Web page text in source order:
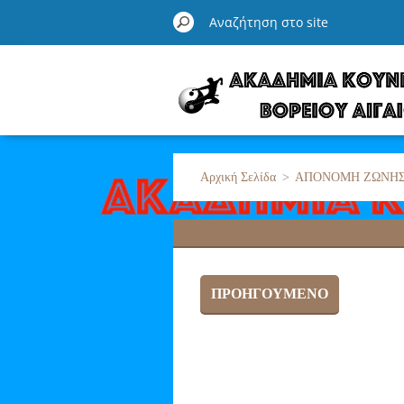
Αρχική Σελίδα > ΑΠΟΝΟΜΗ
ΠΡΟΗΓΟΎΜΕΝΟ